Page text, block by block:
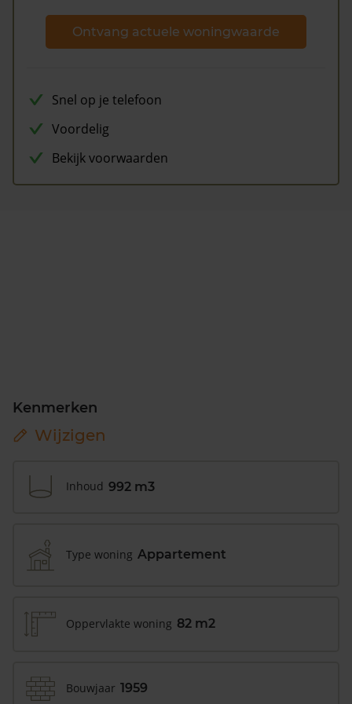
Ontvang actuele woningwaarde
Snel op je telefoon
Voordelig
Bekijk voorwaarden
Kenmerken
Wijzigen
Inhoud 992 m3
Type woning Appartement
Oppervlakte woning 82 m2
Bouwjaar 1959